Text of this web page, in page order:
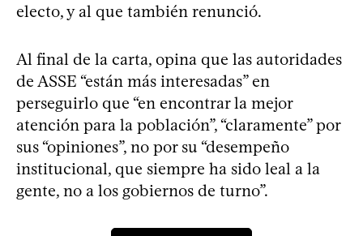
electo, y al que también renunció.
Al final de la carta, opina que las autoridades
de ASSE “están más interesadas” en
perseguirlo que “en encontrar la mejor
atención para la población”, “claramente” por
sus “opiniones”, no por su “desempeño
institucional, que siempre ha sido leal a la
gente, no a los gobiernos de turno”.